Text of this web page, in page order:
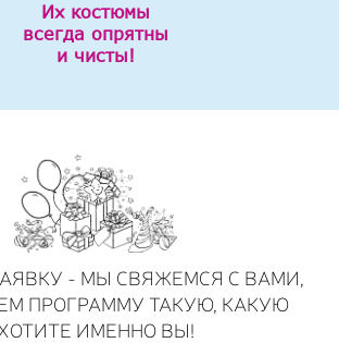
Их костюмы
всегда опрятны
и чисты!
- МЫ СВЯЖЕМСЯ С ВАМИ,
ПРОГРАММУ ТАКУЮ, КАКУЮ
ИМЕННО ВЫ!